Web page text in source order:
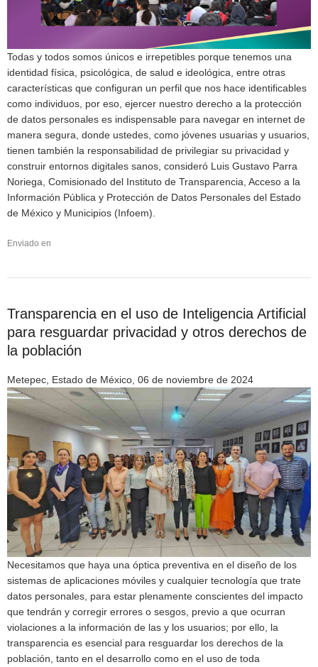
Todas y todos somos únicos e irrepetibles porque tenemos una
identidad física, psicológica, de salud e ideológica, entre otras
características que configuran un perfil que nos hace identificables
como individuos, por eso, ejercer nuestro derecho a la protección
de datos personales es indispensable para navegar en internet de
manera segura, donde ustedes, como jóvenes usuarias y usuarios,
tienen también la responsabilidad de privilegiar su privacidad y
construir entornos digitales sanos, consideró Luis Gustavo Parra
Noriega, Comisionado del Instituto de Transparencia, Acceso a la
Información Pública y Protección de Datos Personales del Estado
de México y Municipios (Infoem).
Enviado en
Transparencia en el uso de Inteligencia Artificial
para resguardar privacidad y otros derechos de
la población
Metepec, Estado de México, 06 de noviembre de 2024
Necesitamos que haya una óptica preventiva en el diseño de los
sistemas de aplicaciones móviles y cualquier tecnología que trate
datos personales, para estar plenamente conscientes del impacto
que tendrán y corregir errores o sesgos, previo a que ocurran
violaciones a la información de las y los usuarios; por ello, la
transparencia es esencial para resguardar los derechos de la
población, tanto en el desarrollo como en el uso de toda